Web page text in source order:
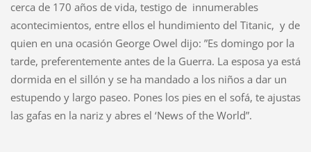
cerca de 170 años de vida, testigo de innumerables
acontecimientos, entre ellos el hundimiento del Titanic, y de
quien en una ocasión George Owel dijo: ”Es domingo por la
tarde, preferentemente antes de la Guerra. La esposa ya está
dormida en el sillón y se ha mandado a los niños a dar un
estupendo y largo paseo. Pones los pies en el sofá, te ajustas
las gafas en la nariz y abres el ‘News of the World”.